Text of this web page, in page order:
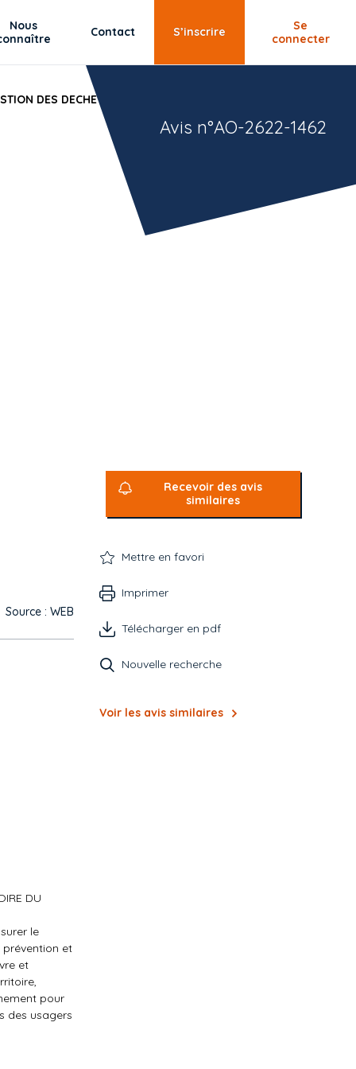
Nous
Contact S’inscrire
Se
connecter
DES DECHETS SUR LE TERRITOIRE DU SYCTOM.
Avis n°AO-2622-1462
Source : WEB
DU
le
et
et
pour
des usagers
Recevoir des avis
similaires
Mettre en favori
Imprimer
Télécharger en pdf
Nouvelle recherche
Voir les avis similaires